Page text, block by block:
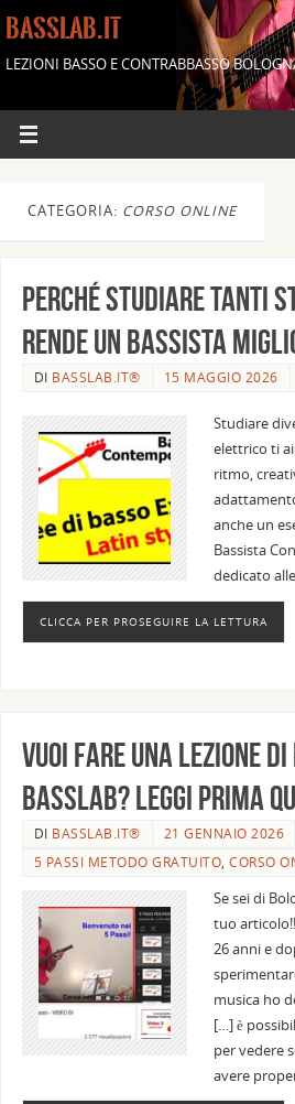
BASSLAB.IT
LEZIONI BASSO E CONTRABBASSO
CATEGORIA: CORSO ONLINE
Perché studiare tanti
rende un bassista
DI BASSLAB.IT® 15 MAGGIO 2026
Studiare
elettrico ti
ritmo,
anche un
Bassista
dedicato
CLICCA PER PROSEGUIRE LA LETTURA
Vuoi fare una lezione
BassLab? Leggi prima
DI BASSLAB.IT®
21 GENNAIO 2026
5 PASSI METODO GRATUITO,CORSO
Se sei di
tuo
26 anni e
musica ho
[…] è
per vedere
avere